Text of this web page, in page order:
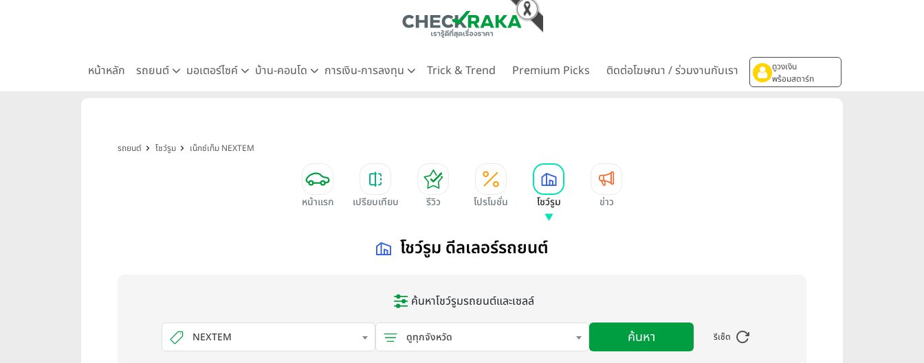
หน้าหลัก รถยนต์ มอเตอร์ไซค์ บ้าน-คอนโด การเงิน-การลงทุน Trick & Trend Premium Picks ติดต่อโฆษณา / ร่วมงานกับเรา
ดูวงเงิน
พร้อมสตาร์ท
รถยนต์ โชว์รูม เน็กซ์เท็ม NEXTEM
หน้าแรก เปรียบเทียบ รีวิว โปรโมชั่น โชว์รูม ข่าว
โชว์รูม ดีลเลอร์รถยนต์
ค้นหาโชว์รูมรถยนต์และเซลล์
NEXTEM ดูทุกจังหวัด ค้นหา รีเซ็ต